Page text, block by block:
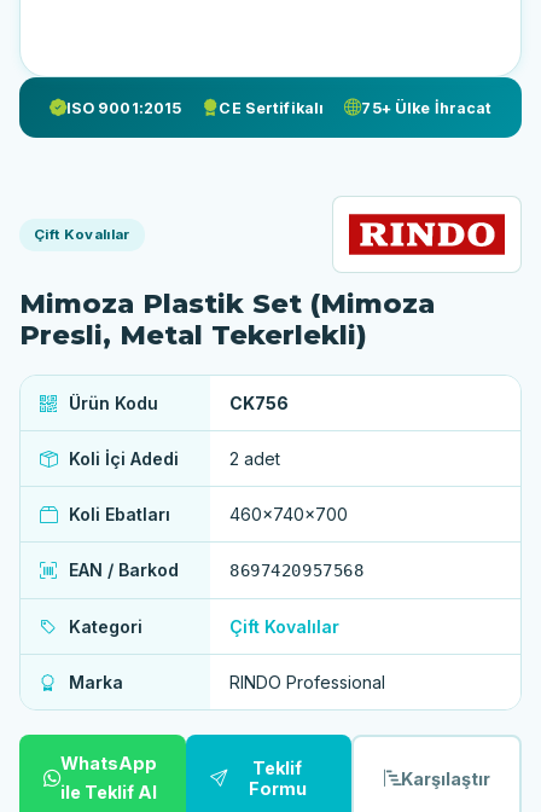
ISO 9001:2015 CE Sertifikalı 75+ Ülke İhracat
Çift Kovalılar
Mimoza Plastik Set (Mimoza
Presli, Metal Tekerlekli)
Ürün Kodu CK756
Koli İçi Adedi 2 adet
Koli Ebatları 460x740x700
EAN / Barkod 8697420957568
Kategori Çift Kovalılar
Marka RINDO Professional
WhatsApp
ile Teklif Al
Teklif
Formu
Karşılaştır